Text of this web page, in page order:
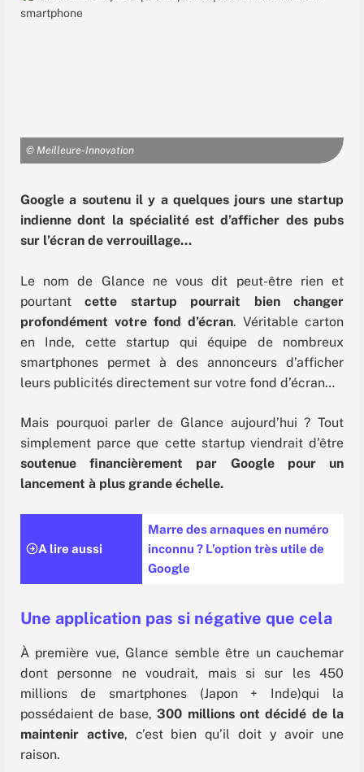
© Meilleure-Innovation
Google a soutenu il y a quelques jours une startup
indienne dont la spécialité est d’afficher des pubs
sur l’écran de verrouillage…
Le nom de Glance ne vous dit peut-être rien et
pourtantcette startup pourrait bien changer
profondément votre fond d’écran. Véritable carton
en Inde, cette startup qui équipe de nombreux
smartphones permet à des annonceurs d’afficher
leurs publicités directement sur votre fond d’écran…
Mais pourquoi parler de Glance aujourd’hui ? Tout
simplement parce que cette startup viendrait d’être
soutenue financièrement par Google pour un
lancement à plus grande échelle.
A lire aussi
Marre des arnaques en numéro
inconnu ? L’option très utile de
Google
Une application pas si négative que cela
À première vue, Glance semble être un cauchemar
dont personne ne voudrait, mais si sur les 450
millions de smartphones (Japon + Inde)qui la
possédaient de base,300 millions ont décidé de la
maintenir active, c’est bien qu’il doit y avoir une
raison.